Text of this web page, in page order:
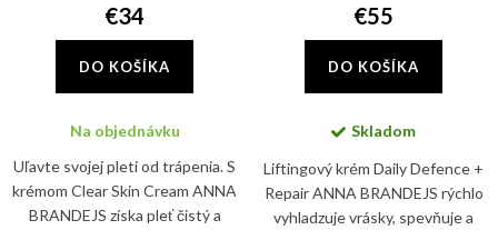
€34
DO KOŠÍKA
Na objednávku
Uľavte svojej pleti od trápenia. S
krémom Clear Skin Cream ANNA
BRANDEJS získa pleť čistý a
€55
DO KOŠÍKA
Skladom
Liftingový krém Daily Defence +
Repair ANNA BRANDEJS rýchlo
vyhladzuje vrásky, spevňuje a